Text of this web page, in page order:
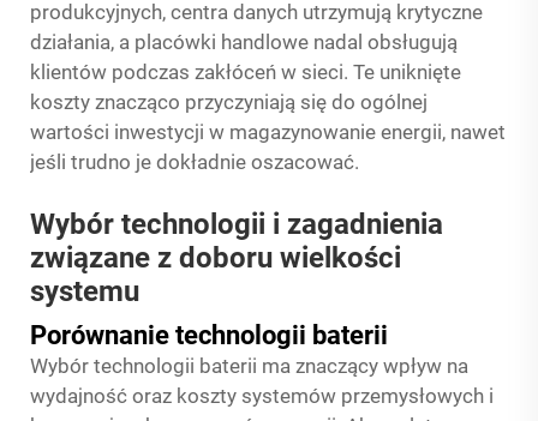
produkcyjnych, centra danych utrzymują krytyczne
działania, a placówki handlowe nadal obsługują
klientów podczas zakłóceń w sieci. Te uniknięte
koszty znacząco przyczyniają się do ogólnej
wartości inwestycji w magazynowanie energii, nawet
jeśli trudno je dokładnie oszacować.
Wybór technologii i zagadnienia
związane z doboru wielkości
systemu
Porównanie technologii baterii
Wybór technologii baterii ma znaczący wpływ na
wydajność oraz koszty systemów przemysłowych i